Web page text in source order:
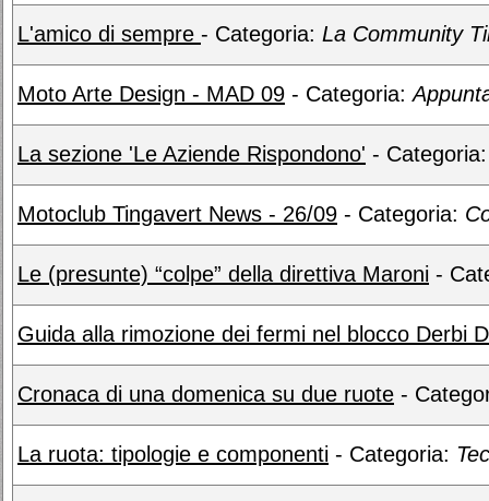
L'amico di sempre - Categoria: La Community
Moto Arte Design - MAD 09 - Categoria:
La sezione 'Le Aziende Rispondono' -
Motoclub Tingavert News - 26/09 - Categoria:
Le (presunte) “colpe” della direttiva Maroni -
Guida alla rimozione dei fermi nel blocco Derbi
Cronaca di una domenica su due ruote -
La ruota: tipologie e componenti - Categoria: